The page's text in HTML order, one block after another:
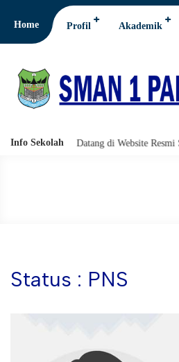
Home Profil Akademik
Info Sekolahdi Website Resmi SMA Negeri 1
Status : PNS